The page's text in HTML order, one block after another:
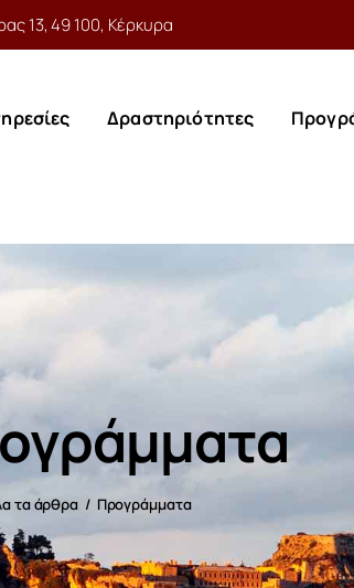
13, 49 100, Κέρκυρα
Δραστηριότητες
Δραστηριότητες
τα άρθρα Προγράμματα